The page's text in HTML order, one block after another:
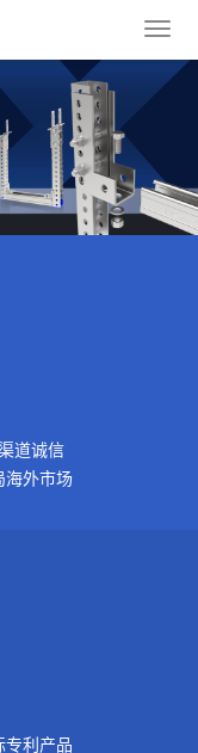
导
菜
道诚信
海外市场
专利产品